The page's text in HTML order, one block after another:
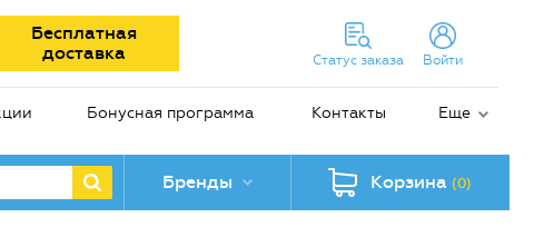
Бесплатная
доставка
Статус заказа Войти
Бонусная программа Контакты Еще
Бренды Корзина (0)